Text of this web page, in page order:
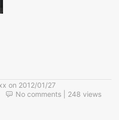
on 2012/01/27
No comments | 248 views